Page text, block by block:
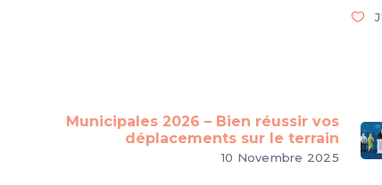
Municipales 2026 – Bien réussir vos
déplacements sur le terrain
10 Novembre 2025